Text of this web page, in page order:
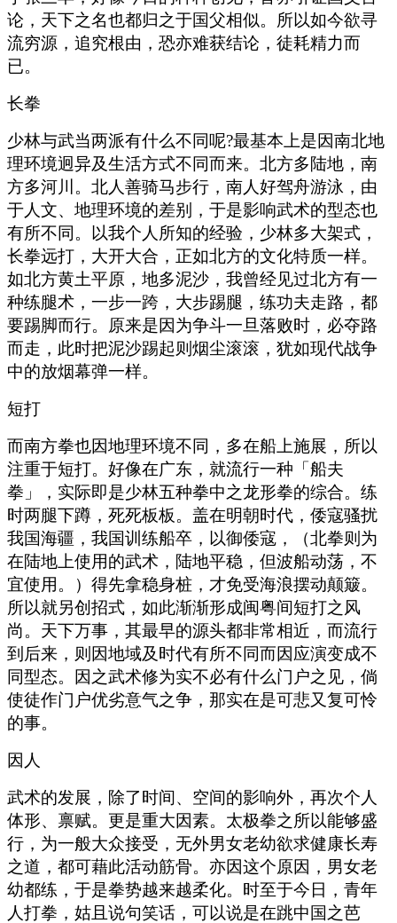
论，天下之名也都归之于国父相似。所以如今欲寻
流穷源，追究根由，恐亦难获结论，徒耗精力而
已。
长拳
少林与武当两派有什么不同呢?最基本上是因南北地
理环境迥异及生活方式不同而来。北方多陆地，南
方多河川。北人善骑马步行，南人好驾舟游泳，由
于人文、地理环境的差别，于是影响武术的型态也
有所不同。以我个人所知的经验，少林多大架式，
长拳远打，大开大合，正如北方的文化特质一样。
如北方黄土平原，地多泥沙，我曾经见过北方有一
种练腿术，一步一跨，大步踢腿，练功夫走路，都
要踢脚而行。原来是因为争斗一旦落败时，必夺路
而走，此时把泥沙踢起则烟尘滚滚，犹如现代战争
中的放烟幕弹一样。
短打
而南方拳也因地理环境不同，多在船上施展，所以
注重于短打。好像在广东，就流行一种「船夫
拳」，实际即是少林五种拳中之龙形拳的综合。练
时两腿下蹲，死死板板。盖在明朝时代，倭寇骚扰
我国海疆，我国训练船卒，以御倭寇，（北拳则为
在陆地上使用的武术，陆地平稳，但波船动荡，不
宜使用。）得先拿稳身桩，才免受海浪摆动颠簸。
所以就另创招式，如此渐渐形成闽粤间短打之风
尚。天下万事，其最早的源头都非常相近，而流行
到后来，则因地域及时代有所不同而因应演变成不
同型态。因之武术修为实不必有什么门户之见，倘
使徒作门户优劣意气之争，那实在是可悲又复可怜
的事。
因人
武术的发展，除了时间、空间的影响外，再次个人
体形、禀赋。更是重大因素。太极拳之所以能够盛
行，为一般大众接受，无外男女老幼欲求健康长寿
之道，都可藉此活动筋骨。亦因这个原因，男女老
幼都练，于是拳势越来越柔化。时至于今日，青年
人打拳，姑且说句笑话，可以说是在跳中国之芭